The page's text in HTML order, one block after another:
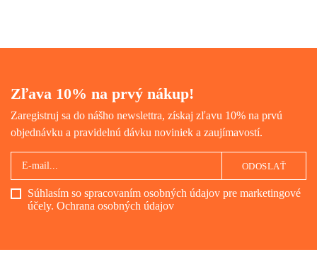
Zľava 10% na prvý nákup!
Zaregistruj sa do nášho newslettra, získaj zľavu 10% na prvú
objednávku a pravidelnú dávku noviniek a zaujímavostí.
Súhlasím so spracovaním osobných údajov pre marketingové
účely. Ochrana osobných údajov
ODOSLAŤ